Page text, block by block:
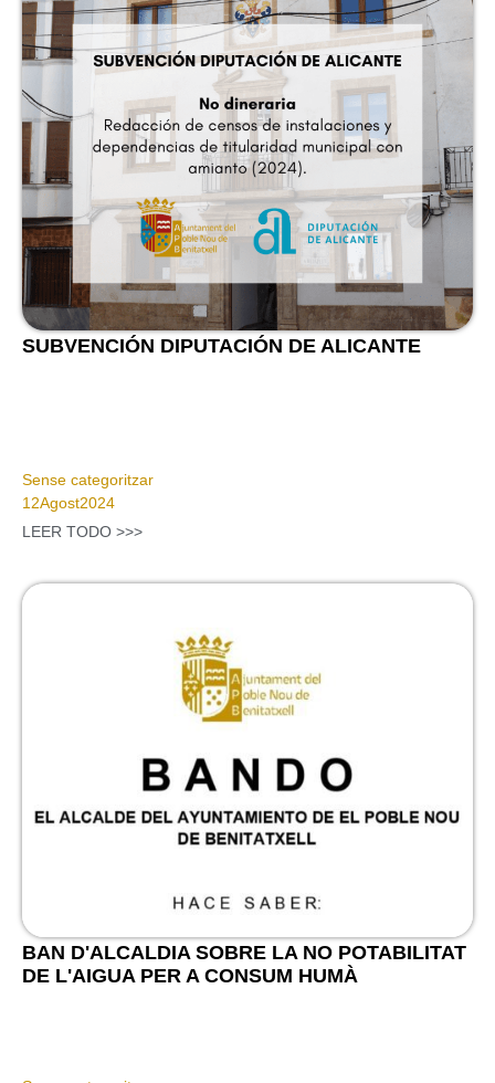
SUBVENCIÓN DIPUTACIÓN DE ALICANTE
Sense categoritzar
12Agost2024
LEER TODO >>>
BAN D'ALCALDIA SOBRE LA NO POTABILITAT
DE L'AIGUA PER A CONSUM HUMÀ